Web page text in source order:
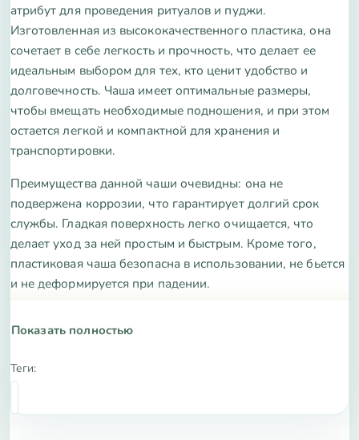
атрибут для проведения ритуалов и пуджи.
Изготовленная из высококачественного пластика, она
сочетает в себе легкость и прочность, что делает ее
идеальным выбором для тех, кто ценит удобство и
долговечность. Чаша имеет оптимальные размеры,
чтобы вмещать необходимые подношения, и при этом
остается легкой и компактной для хранения и
транспортировки.
Преимущества данной чаши очевидны: она не
подвержена коррозии, что гарантирует долгий срок
службы. Гладкая поверхность легко очищается, что
делает уход за ней простым и быстрым. Кроме того,
пластиковая чаша безопасна в использовании, не бьется
и не деформируется при падении.
пластик, цвет — разнообразные оттенки, диаметр — 15
дополнением к вашему ритуальному набору и
Показать полностью
Теги: